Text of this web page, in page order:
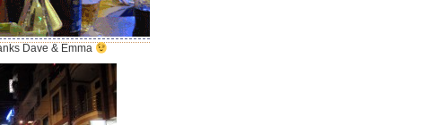
Dave & Emma